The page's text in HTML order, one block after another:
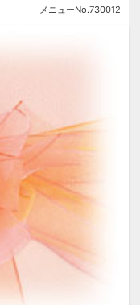
メニューNo.730012